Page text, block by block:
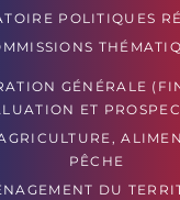
POLITIQUES
GÉNÉRALE
ET
PÊCHE
DU